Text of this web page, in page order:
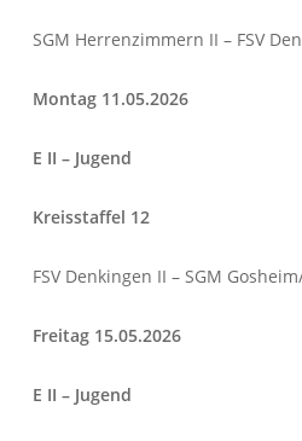
SGM Herrenzimmern II –
Montag 11.05.2026
E II – Jugend
Kreisstaffel 12
FSV Denkingen II – SGM
Freitag 15.05.2026
E II – Jugend